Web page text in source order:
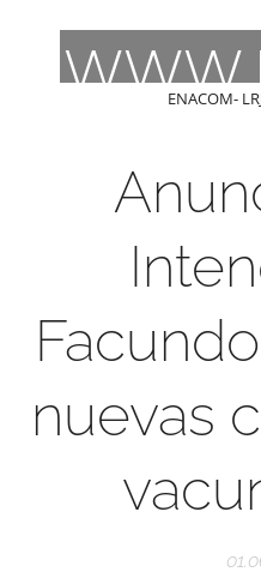
ENACOM-
nuevas